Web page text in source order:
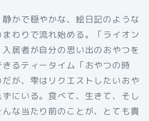
かで穏やかな、絵日記のような
わりで流れ始める。「ライオン
居者が自分の思い出のおやつを
きるティータイム「おやつの時
が、雫はリクエストしたいおや
にいる。食べて、生きて、そし
な当たり前のことが、とても貴